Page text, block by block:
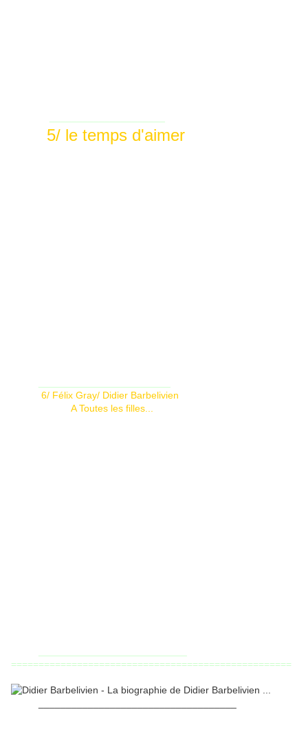
5/ le temps d'aimer
6/ Félix Gray/ Didier Barbelivien
A Toutes les filles...
===================================================